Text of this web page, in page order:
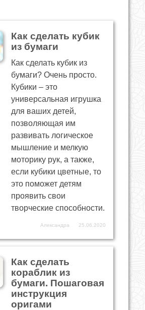
Как сделать кубик
из бумаги
Как сделать кубик из
бумаги? Очень просто.
Кубики – это
универсальная игрушка
для ваших детей,
позволяющая им
развивать логическое
мышление и мелкую
моторику рук, а также,
если кубики цветные, то
это поможет детям
проявить свои
творческие способности.
Александра 25.06.2020
Как сделать
кораблик из
бумаги. Пошаговая
инструкция
оригами